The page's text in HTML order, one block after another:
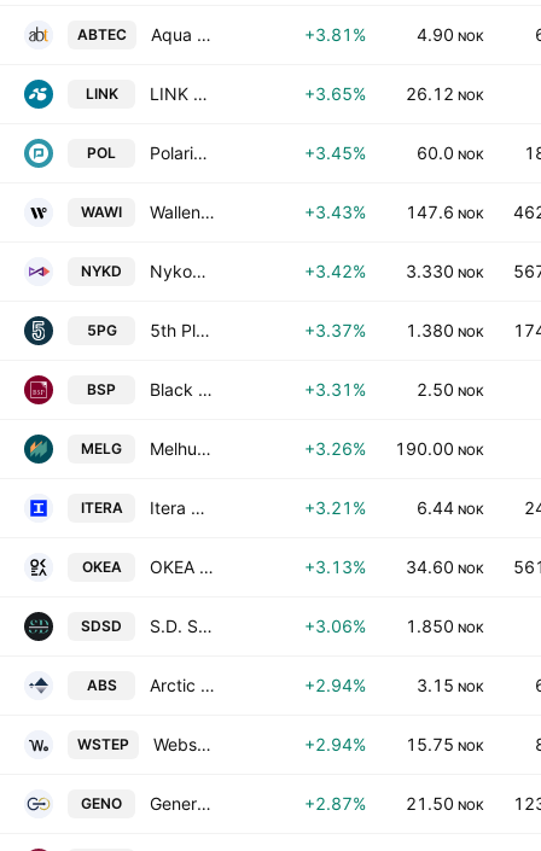
ABTEC Aqua Bio Technology ASA +3.81% 4.90 NOK
LINK LINK Mobility Group Holding ASA +3.65% 26.12 NOK
POL Polaris Media ASA +3.45% 60.0 NOK
WAWI Wallenius Wilhelmsen ASA +3.43% 147.6 NOK
NYKD Nykode Therapeutics ASA +3.42% 3.330 NOK
5PG 5th Planet Games A/S +3.37% 1.380 NOK
BSP Black Sea Property AS +3.31% 2.50 NOK
MELG Melhus Sparebank +3.26% 190.00 NOK
ITERA Itera ASA +3.21% 6.44 NOK
OKEA OKEA ASA +3.13% 34.60 NOK
SDSD S.D. Standard ETC PLC +3.06% 1.850 NOK
ABS Arctic Bioscience AS +2.94% 3.15 NOK
WSTEP Webstep AS +2.94% 15.75 NOK
GENO General Oceans ASA +2.87% 21.50 NOK